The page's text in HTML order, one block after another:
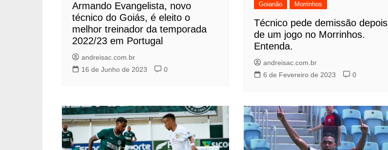
Armando Evangelista, novo
técnico do Goiás, é eleito o
melhor treinador da temporada
2022/23 em Portugal
andreisac.com.br
16 de Junho de 2023
0
Goianão Morrinhos
Técnico pede demissão depois
de um jogo no Morrinhos.
Entenda.
andreisac.com.br
6 de Fevereiro de 2023
0